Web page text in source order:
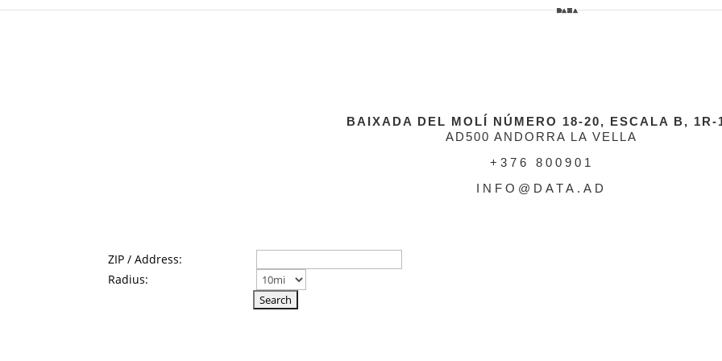
BAIXADA DEL MOLÍ NÚMERO 18-20, ESCALA B, 1R-
AD500 ANDORRA LA VELLA
+376 800901
INFO@DATA.AD
ZIP / Address:
Radius: